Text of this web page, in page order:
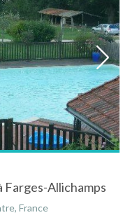
Farges-Allichamps
France